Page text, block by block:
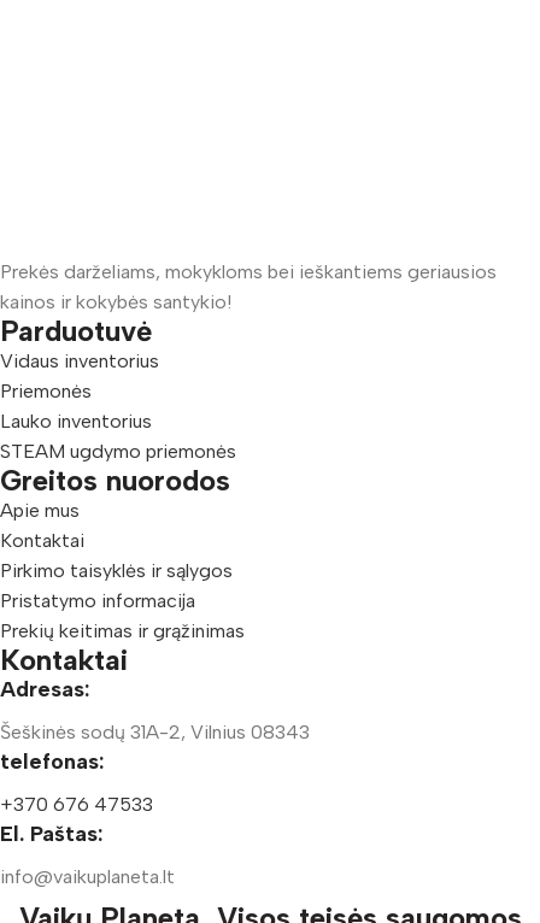
Prekės darželiams, mokykloms bei ieškantiems geriausios
kainos ir kokybės santykio!
Parduotuvė
Vidaus inventorius
Priemonės
Lauko inventorius
STEAM ugdymo priemonės
Greitos nuorodos
Apie mus
Kontaktai
Pirkimo taisyklės ir sąlygos
Pristatymo informacija
Prekių keitimas ir grąžinimas
Kontaktai
Adresas:
Šeškinės sodų 31A-2, Vilnius 08343
telefonas:
+370 676 47533
El. Paštas:
info@vaikuplaneta.lt